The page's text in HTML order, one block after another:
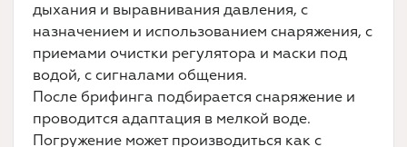
дыхания и выравнивания давления, с
назначением и использованием снаряжения, с
приемами очистки регулятора и маски под
водой, с сигналами общения.
После брифинга подбирается снаряжение и
проводится адаптация в мелкой воде.
Погружение может производиться как с